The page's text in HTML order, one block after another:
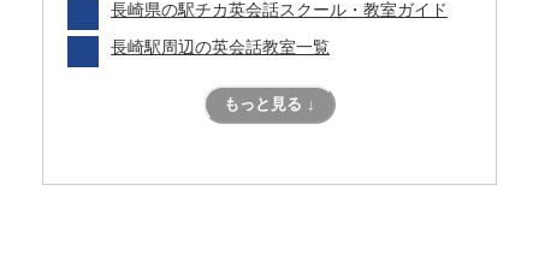
長崎県の駅チカ英会話スクール・教室ガイド
長崎駅周辺の英会話教室一覧
もっと見る ↓